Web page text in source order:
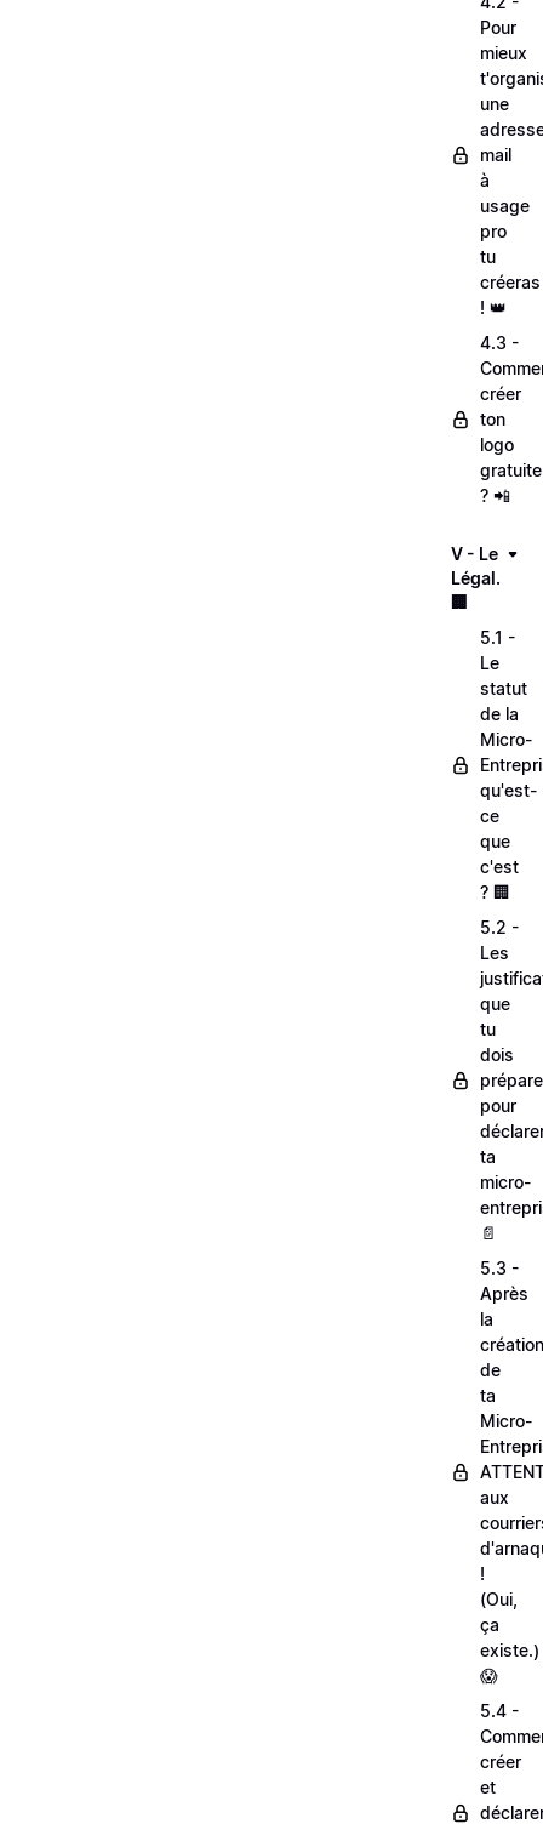
Pour
mieux
une
mail
à
usage
pro
tu
créeras
! 👑
4.3 -
créer
ton
logo
? 📲
V - Le
Légal.
🏢
5.1 -
Le
statut
de la
Micro-
qu'est-
ce
que
c'est
? 🏢
5.2 -
Les
que
tu
dois
pour
ta
micro-
📄
5.3 -
Après
la
création
de
ta
Micro-
aux
!
(Oui,
ça
existe.)
😱
5.4 -
créer
et